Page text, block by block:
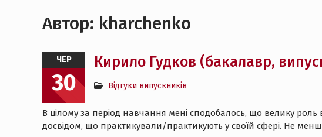
Автор: kharchenko
ЧЕР
30
Кирило Гудков (бакалавр,
Відгуки випускників
В цілому за період навчання мені сподобалось, що велику
досвідом, що практикували/практикують у своїй сфері. Не